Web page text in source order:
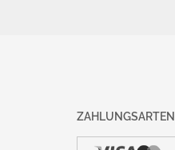
ZAHLUNGSARTEN